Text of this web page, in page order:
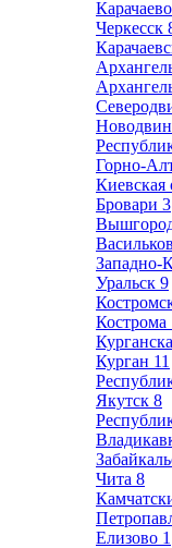
Черкесск
Горно-
Киевская
Бровари 3
Васильков
Западно-
Уральск 9
Кострома
Курган 11
Якутск 8
Чита 8
Елизово 1